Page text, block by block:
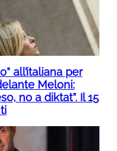
all’italiana per
Meloni:
no a diktat”. Il 15